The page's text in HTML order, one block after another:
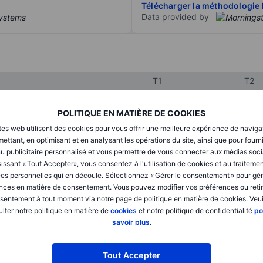
POLITIQUE EN MATIÈRE DE COOKIES
web utilisent des cookies pour vous offrir une meilleure expérience de
en optimisant et en analysant les opérations du site, ainsi que pour
publicitaire personnalisé et vous permettre de vous connecter aux médias
« Tout Accepter», vous consentez à l'utilisation de cookies et au
personnelles qui en découle. Sélectionnez « Gérer le consentement » pour
en matière de consentement. Vous pouvez modifier vos préférences ou
à tout moment via notre page de politique en matière de cookies.
notre politique en matière de cookies et notre politique de confidentialité
savoir plus.
Tout Accepter
Télécharger la méthodologie
Data provided by
T1 T2
XXXXXXX XXXXXXX
XXXXXXX XXXXXXX
XXXXXXX XXXXXXX
XXXXXXX